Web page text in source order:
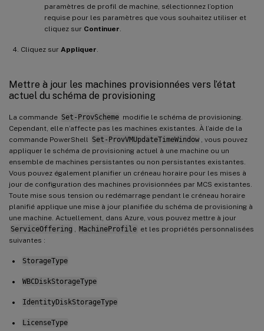
paramètres de profil de machine, sélectionnez l’option
requise pour les paramètres que vous souhaitez utiliser et
cliquez sur Continuer
Cliquez sur Appliquer
Mettre à jour les machines provisionnées vers l’état
actuel du schéma de provisioning
La commande Set-ProvScheme modifie le schéma de provisioning.
Cependant, elle n’affecte pas les machines existantes. À l’aide de la
commande PowerShell
Set-ProvVMUpdateTimeWindow
, vous pouvez
appliquer le schéma de provisioning actuel à une machine ou un
ensemble de machines persistantes ou non persistantes existantes.
Vous pouvez également planifier un créneau horaire pour les mises à
jour de configuration des machines provisionnées par MCS existantes.
Toute mise sous tension ou redémarrage pendant le créneau horaire
planifié applique une mise à jour planifiée du schéma de provisioning à
une machine. Actuellement, dans Azure, vous pouvez mettre à jour
ServiceOffering
MachineProfile et les propriétés personnalisées
suivantes :
StorageType
WBCDiskStorageType
IdentityDiskStorageType
LicenseType